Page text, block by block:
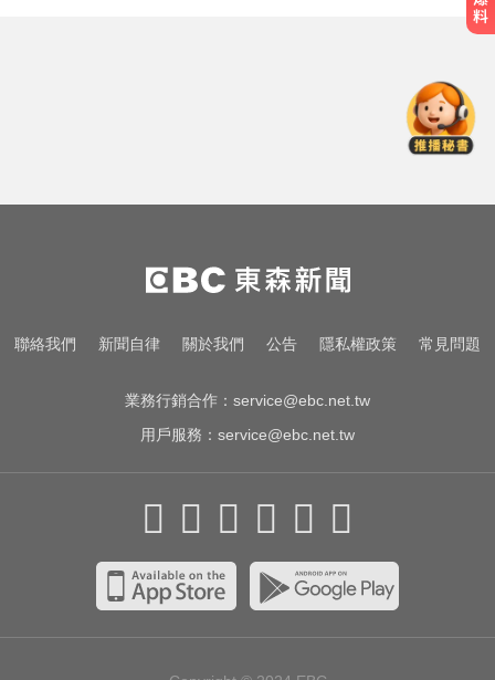
來人吐心聲
白海豚來襲又有「颱風整備假」？
蔣：六日恐有豪雨
愛玩車／帕加尼螺絲超貴 可買保時
聯絡我們 新聞自律 關於我們 公告 隱私權政策 常見問題
業務行銷合作： service@ebc.net.tw
用戶服務： service@ebc.net.tw